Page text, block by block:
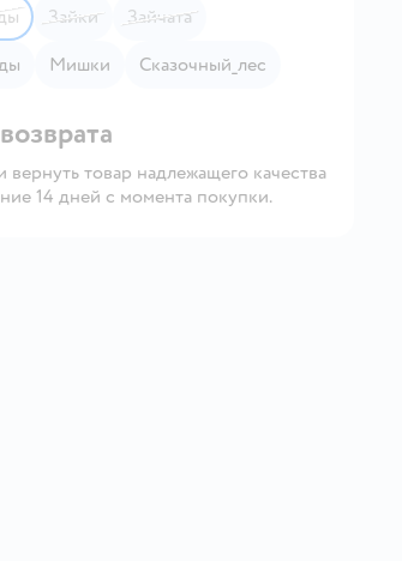
Зайки
Зайчата
Мишки Сказочный_лес
товар надлежащего качества
14 дней с момента покупки.